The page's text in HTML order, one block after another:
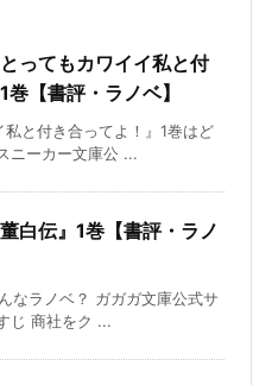
ってもカワイイ私と付
【書評・ラノベ】
私と付き合ってよ！』1巻はど
ニーカー文庫公 ...
白伝』1巻【書評・ラノ
なラノベ？ ガガガ文庫公式サ
じ 商社をク ...